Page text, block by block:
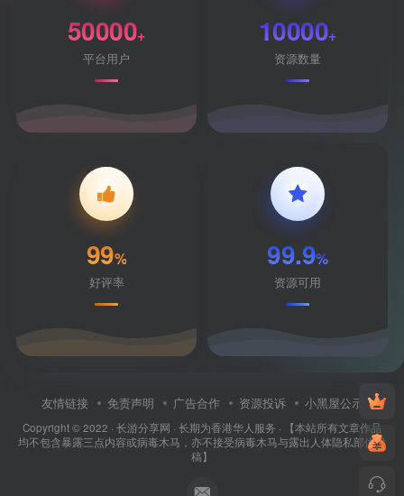
50000+
平台用户
10000+
资源数量
99%
好评率
99.9%
资源可用
友情链接 免责声明 广告合作 资源投诉 小黑屋公示
Copyright © 2022 · 长游分享网 · 长期为香港华人服务 · 【本站所有文章作品
均不包含暴露三点内容或病毒木马，亦不接受病毒木马与露出人体隐私部位投
稿】